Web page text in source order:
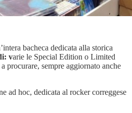
bacheca dedicata alla storica
varie le Special Edition o Limited
procurare, sempre aggiornato anche
ad hoc, dedicata al rocker correggese